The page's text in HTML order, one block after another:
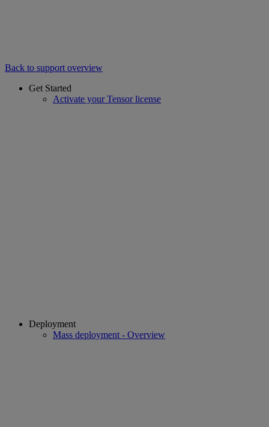
Back to support overview
Get Started
Activate your Tensor license
Deployment
Mass deployment - Overview